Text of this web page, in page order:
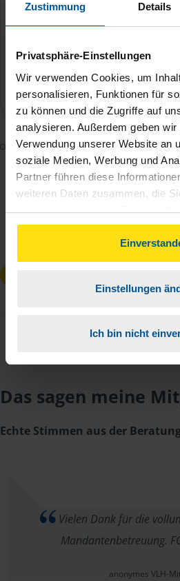
Zustimmung Details
Privatsphäre-Einstellungen
Wir verwenden Cookies, um
personalisieren, Funktionen für
zu können und die Zugriffe auf
analysieren. Außerdem geben
Verwendung unserer Website an
soziale Medien, Werbung und
Partner führen diese
weiteren Daten zusammen, die
haben oder die sie im Rahmen
gesammelt haben. Indem Sie
können Sie der Verwendung von
unserer➔ Datenschutzrichtlinie
Einstellungen
Ich bin nicht
Mit dem Absenden des
mich damit einverstanden,
Bearbeitung meines Anliegens
Analyse der Zugriffsquelle
Die
Kenntnis genommen.*
Das sagen meine
Echte Stimmen aus der
Vielen Dank für die
Mandantenbetreuung.
anonymes VLH-